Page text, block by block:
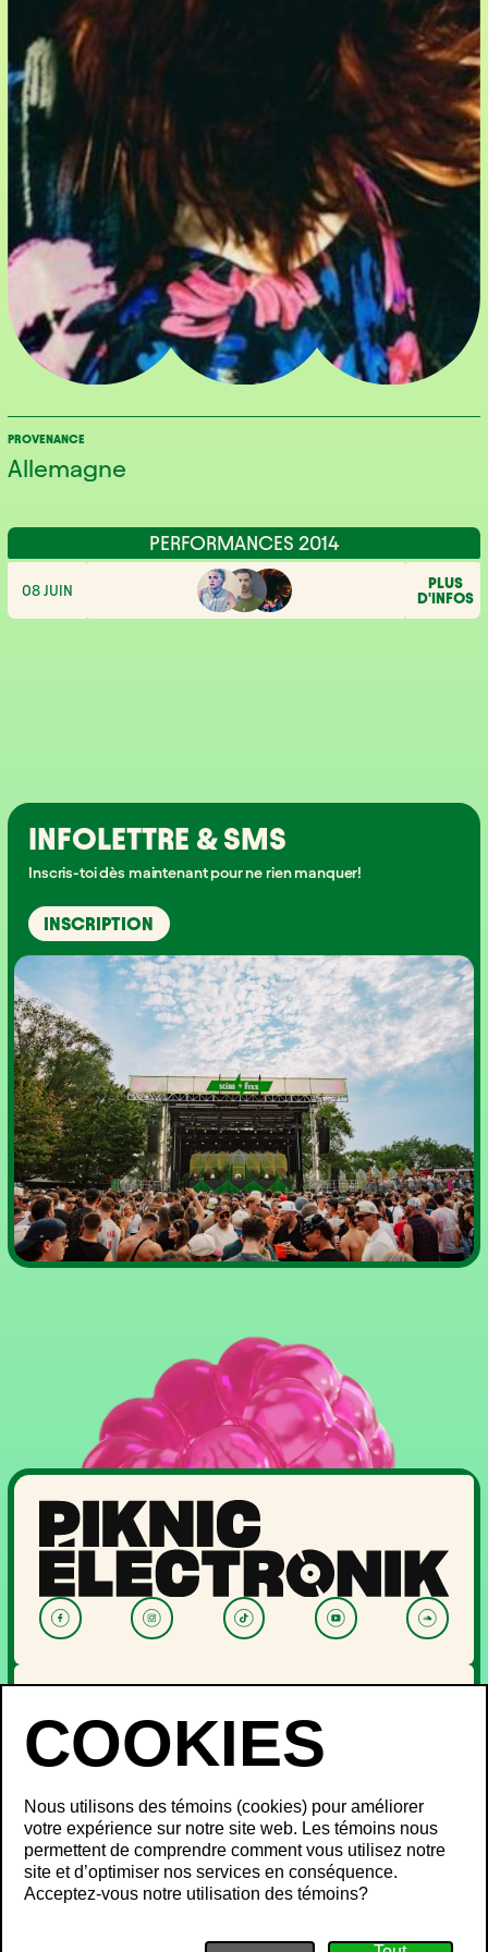
PROVENANCE
Allemagne
PERFORMANCES 2014
08 JUIN
PLUS
D'INFOS
INFOLETTRE & SMS
Inscris-toi dès maintenant pour ne rien manquer!
INSCRIPTION
PROGRAMMATION
OFF PIKNIC
PASSES ET BILLETS
LE FESTIVAL
À propos
Partenaires
Mot des ministres
INFOS FESTIVALIERS
Nous utilisons des témoins (cookies) pour améliorer
votre expérience sur notre site web. Les témoins nous
permettent de comprendre comment vous utilisez notre
site et d’optimiser nos services en conséquence.
Acceptez-vous notre utilisation des témoins?